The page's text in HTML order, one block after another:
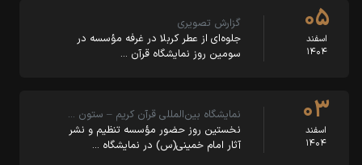
۰۵
اسفند
۱۴۰۴
گزارش تصویری
جلوه‌ای از عطر کربلا در غرفه مؤسسه در
سومین روز نمایشگاه قرآن …
۰۳
اسفند
۱۴۰۴
نمایشگاه بین‌المللی قرآن کریم – ستون …
نخستین روز حضور مؤسسه تنظیم و نشر
آثار امام خمینی(س) در نمایشگاه …